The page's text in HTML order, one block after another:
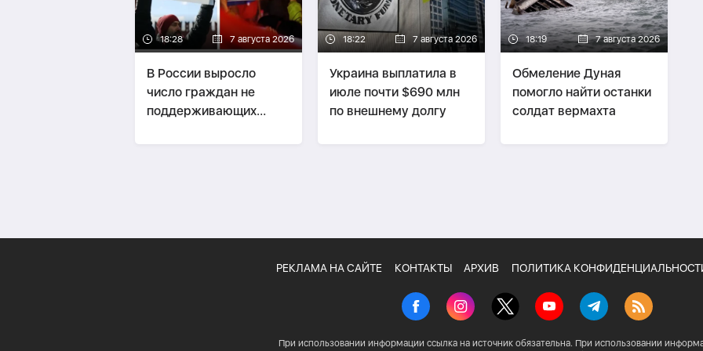
18:28 7 августа 2026
В России выросло
число граждан не
поддерживающих
18:22 7 августа 2026
Украина выплатила в
июле почти $690 млн
по внешнему долгу
18:19 7 августа 2026
Обмеление Дуная
помогло найти останки
солдат вермахта
РЕКЛАМА НА САЙТЕ КОНТАКТЫ АРХИВ ПОЛИТИКА
При использовании информации ссылка на источник обязательна. При использовании